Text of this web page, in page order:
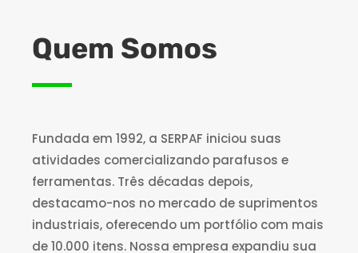
Quem Somos
Fundada em 1992, a SERPAF iniciou suas
atividades comercializando parafusos e
ferramentas. Três décadas depois,
destacamo-nos no mercado de suprimentos
industriais, oferecendo um portfólio com mais
de 10.000 itens. Nossa empresa expandiu sua